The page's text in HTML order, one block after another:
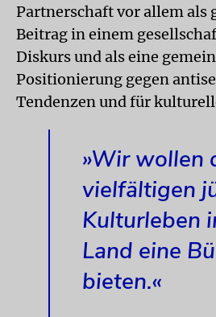
Partnerschaft vor allem als
Beitrag in einem
Diskurs und als eine
Positionierung gegen
Tendenzen und für
»Wir wollen
vielfältigen
Kulturleben
Land eine
bieten.«